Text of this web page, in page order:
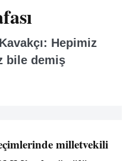
Hepimiz
bile demiş
milletvekili